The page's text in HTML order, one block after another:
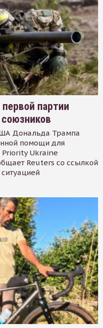
партии
Дональда Трампа
помощи для
Ukraine
Reuters со ссылкой